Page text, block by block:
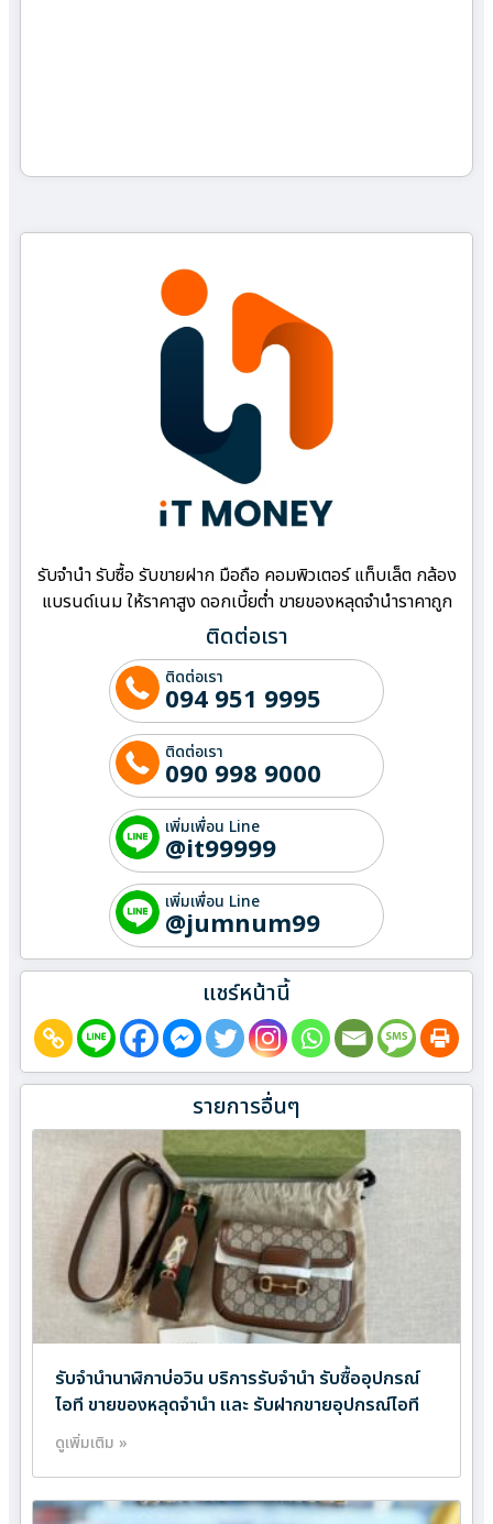
รับจำนำ รับซื้อ รับขายฝาก มือถือ คอมพิวเตอร์ แท็บเล็ต กล้อง
แบรนด์เนม ให้ราคาสูง ดอกเบี้ยต่ำ ขายของหลุดจำนำราคาถูก
ติดต่อเรา
ติดต่อเรา
094 951 9995
ติดต่อเรา
090 998 9000
เพิ่มเพื่อน Line
@it99999
เพิ่มเพื่อน Line
@jumnum99
แชร์หน้านี้
รายการอื่นๆ
รับจำนำนาฬิกาบ่อวิน บริการรับจำนำ รับซื้ออุปกรณ์
ไอที ขายของหลุดจำนำ และ รับฝากขายอุปกรณ์ไอที
ดูเพิ่มเติม »